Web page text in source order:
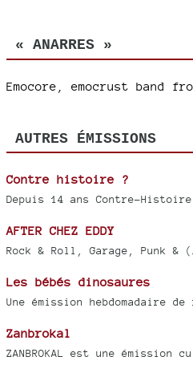
« ANARRES »
Emocore, emocrust band
AUTRES ÉMISSIONS
Contre histoire ?
Depuis 14 ans Contre-
AFTER CHEZ EDDY
Rock & Roll, Garage, Punk &
Les bébés dinosaures
Une émission hebdomadaire de
Zanbrokal
ZANBROKAL est une émission